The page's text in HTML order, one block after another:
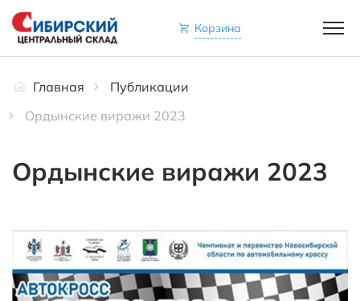
Корзина
Главная
Публикации
Ордынские виражи 2023
Ордынские виражи 2023